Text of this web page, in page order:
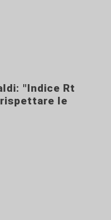
"Indice Rt
rispettare le